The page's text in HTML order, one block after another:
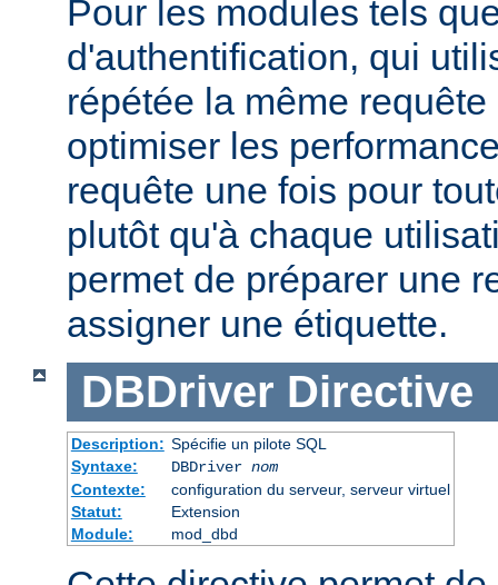
Pour les modules tels
d'authentification, qui
répétée la même
optimiser les
requête une fois pour
plutôt qu'à chaque
permet de préparer une
assigner une étiquette.
DBDriver Directive
Description: Spécifie un pilote SQL
Syntaxe:
DBDriver nom
Contexte:
configuration du serveur, serveur virtuel
Statut:
Extension
Module:
mod_dbd